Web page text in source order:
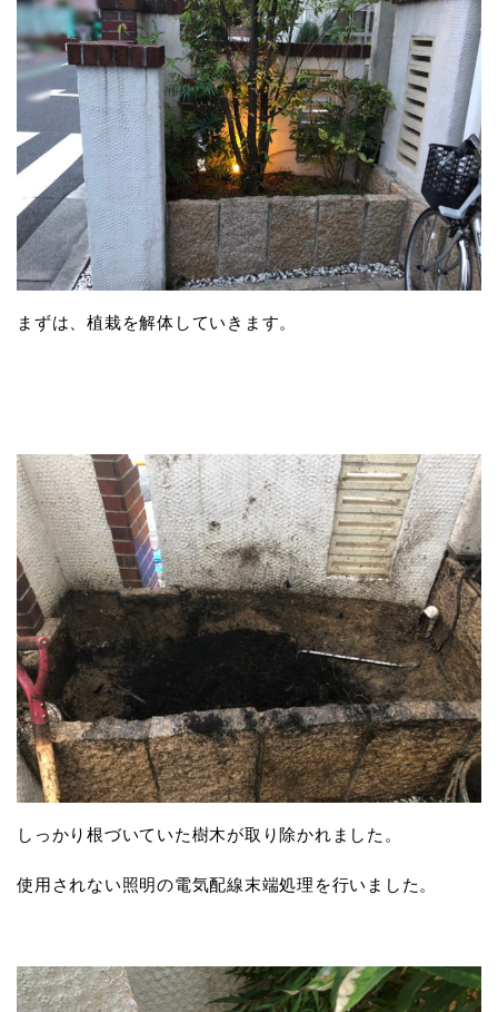
まずは、植栽を解体していきます。
しっかり根づいていた樹木が取り除かれました。
使用されない照明の電気配線末端処理を行いました。